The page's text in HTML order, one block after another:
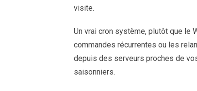
visite.
Un vrai cron système, plutôt que le
commandes récurrentes ou les
depuis des serveurs proches de
saisonniers.